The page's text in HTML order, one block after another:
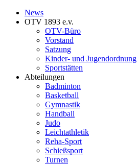
News
OTV 1893 e.v.
OTV-Büro
Vorstand
Satzung
Kinder- und Jugendordnung
Sportstätten
Abteilungen
Badminton
Basketball
Gymnastik
Handball
Judo
Leichtathletik
Reha-Sport
Schießsport
Turnen